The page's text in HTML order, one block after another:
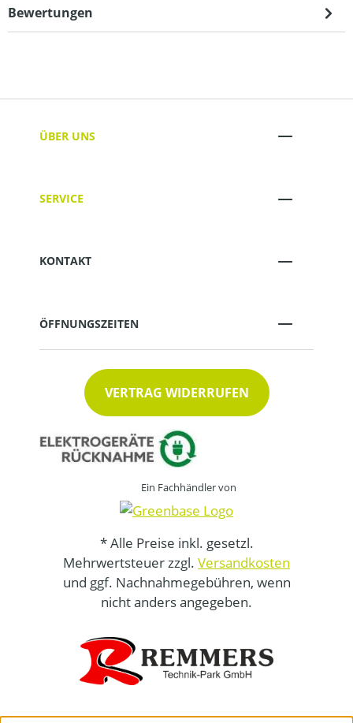
Bewertungen
ÜBER UNS
SERVICE
KONTAKT
ÖFFNUNGSZEITEN
VERTRAG WIDERRUFEN
Ein Fachhändler von
* Alle Preise inkl. gesetzl.
Mehrwertsteuer zzgl. Versandkosten
und ggf. Nachnahmegebühren, wenn
nicht anders angegeben.